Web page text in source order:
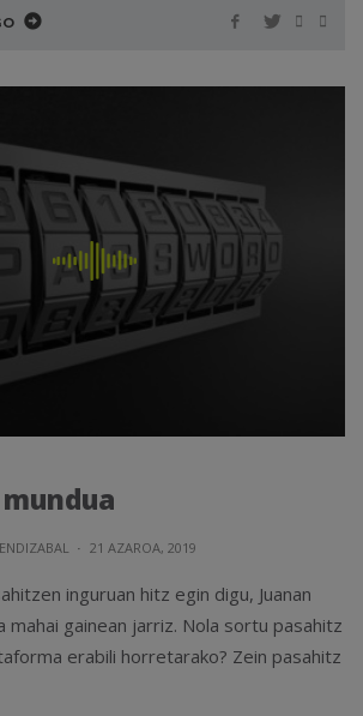
· 21 AZAROA, 2019
inguruan hitz egin digu, Juanan
mahai gainean jarriz. Nola sortu pasahitz
erabili horretarako? Zein pasahitz